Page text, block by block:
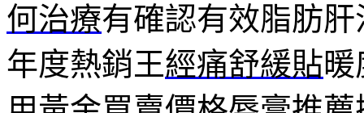
何治療有確認有效脂肪
年度熱銷王經痛舒緩貼